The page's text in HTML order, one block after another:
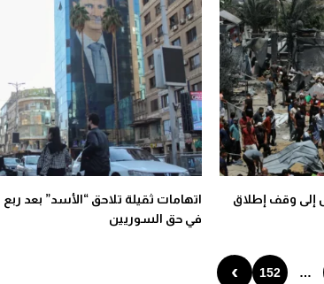
إلى وقف إطلاق
اتهامات ثقيلة تلاحق “الأسد” بعد
في حق السوريين
…
152
›